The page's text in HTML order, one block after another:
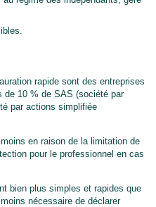
rapide sont des entreprises
de 10 % de SAS (société par
par actions simplifiée
en raison de la limitation de
pour le professionnel en cas
bien plus simples et rapides que
nécessaire de déclarer